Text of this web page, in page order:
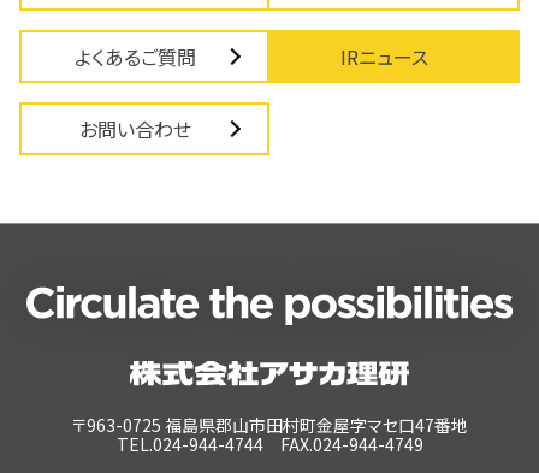
よくあるご質問 IRニュース
お問い合わせ
〒963-0725 福島県郡山市田村町金屋字マセ口47番地
TEL.024-944-4744 FAX.024-944-4749